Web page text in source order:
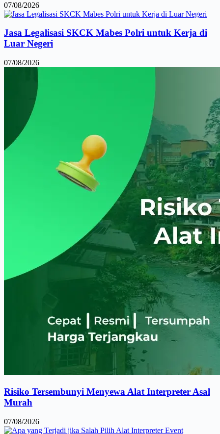
07/08/2026
Jasa Legalisasi SKCK Mabes Polri untuk Kerja di
Luar Negeri
07/08/2026
Risiko Tersembunyi Menyewa Alat Interpreter Asal
Murah
07/08/2026